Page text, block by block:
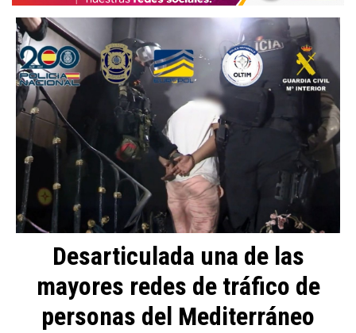
Desarticulada una de las
mayores redes de tráfico de
personas del Mediterráneo